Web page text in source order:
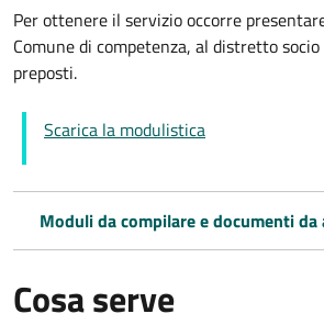
Per ottenere il servizio occorre
Comune di competenza, al distretto
preposti.
Scarica la modulistica
Moduli da compilare e documenti da
Cosa serve